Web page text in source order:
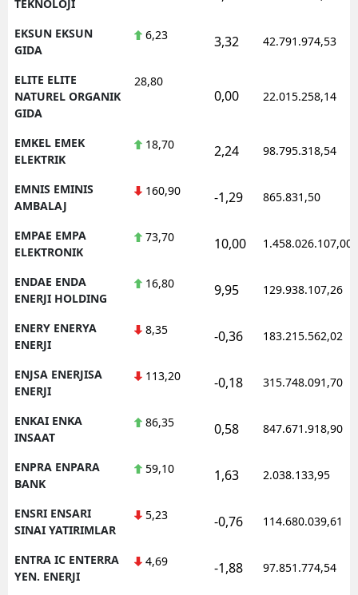
TEKNOLOJI
EKSUN EKSUN
GIDA
6,23 3,32 42.791.974,53
ELITE ELITE
NATUREL ORGANIK
GIDA
28,80
0,00 22.015.258,14
EMKEL EMEK
ELEKTRIK
18,70 2,24 98.795.318,54
EMNIS EMINIS
AMBALAJ
160,90 -1,29 865.831,50
EMPAE EMPA
ELEKTRONIK
73,70 10,00 1.458.026.107,00
ENDAE ENDA
ENERJI HOLDING
16,80 9,95 129.938.107,26
ENERY ENERYA
ENERJI
8,35 -0,36 183.215.562,02
ENJSA ENERJISA
ENERJI
113,20 -0,18 315.748.091,70
ENKAI ENKA
INSAAT
86,35 0,58 847.671.918,90
ENPRA ENPARA
BANK
59,10 1,63 2.038.133,95
ENSRI ENSARI
SINAI YATIRIMLAR
5,23 -0,76 114.680.039,61
ENTRA IC ENTERRA
YEN. ENERJI
4,69 -1,88 97.851.774,54